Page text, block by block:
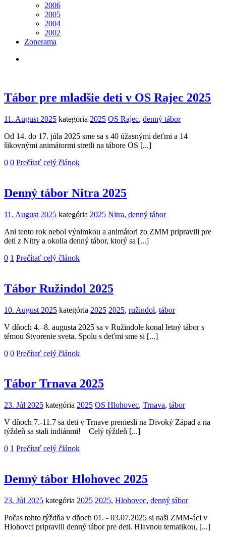
2006
2005
2004
2002
Zonerama
Tábor pre mladšie deti v OS Rajec 2025
11. August 2025 kategória 2025 OS Rajec, denný tábor
Od 14. do 17. júla 2025 sme sa s 40 úžasnými deťmi a 14
šikovnými animátormi stretli na tábore OS [...]
0 0 Prečítať celý článok
Denný tábor Nitra 2025
11. August 2025 kategória 2025 Nitra, denný tábor
Ani tento rok nebol výnimkou a animátori zo ZMM pripravili pre
deti z Nitry a okolia denný tábor, ktorý sa [...]
0 1 Prečítať celý článok
Tábor Ružindol 2025
10. August 2025 kategória 2025 2025, ružindol, tábor
V dňoch 4.–8. augusta 2025 sa v Ružindole konal letný tábor s
témou Stvorenie sveta. Spolu s deťmi sme si [...]
0 0 Prečítať celý článok
Tábor Trnava 2025
23. Júl 2025 kategória 2025 OS Hlohovec, Trnava, tábor
V dňoch 7.-11.7 sa deti v Trnave preniesli na Divoký Západ a na
týždeň sa stali indiánmi! Celý týždeň [...]
0 1 Prečítať celý článok
Denný tábor Hlohovec 2025
23. Júl 2025 kategória 2025 2025, Hlohovec, denný tábor
Počas tohto týždňa v dňoch 01. - 03.07.2025 si naši ZMM-áci v
Hlohovci pripravili denný tábor pre deti. Hlavnou tematikou, [...]